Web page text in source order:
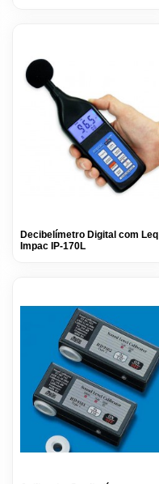
Decibelímetro Digital com Leq
Impac IP-170L